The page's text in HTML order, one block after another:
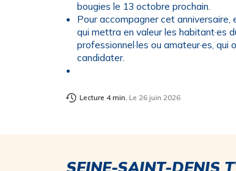
bougies le 13 octobre prochain.
Pour accompagner cet anniversaire,
qui mettra en valeur les habitant·es
professionnel·les ou amateur·es, qui
candidater.
Lecture 4 min. Le 26 juin 2026
SEINE-SAINT-DENIS